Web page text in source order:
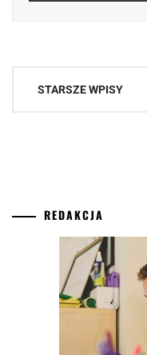
Nawigacja
STARSZE WPISY
REDAKCJA